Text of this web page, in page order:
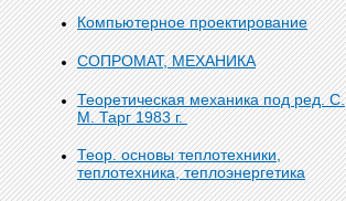
Компьютерное проектирование
СОПРОМАТ, МЕХАНИКА
Теоретическая механика под ред. С.
М. Тарг 1983 г.
Теор. основы теплотехники,
теплотехника, теплоэнергетика